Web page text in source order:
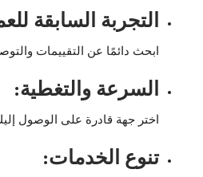
التجربة السابقة
ابحث دائمًا عن التقييمات
السرعة والتغطية:
اختر جهة قادرة على الوصول
تنوع الخدمات: